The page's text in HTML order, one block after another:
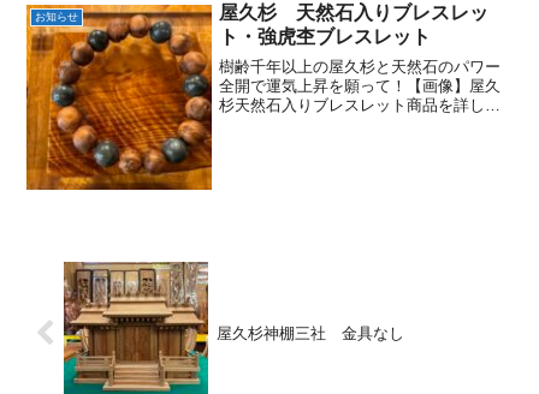
お知らせ
屋久杉 天然石入りブレスレッ
ト・強虎杢ブレスレット
樹齢千年以上の屋久杉と天然石のパワー
全開で運気上昇を願って！【画像】屋久
杉天然石入りブレスレット商品を詳しく
屋久杉神棚三社 金具なし